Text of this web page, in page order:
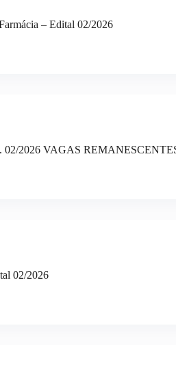
– Edital 02/2026
2026 VAGAS
02/2026